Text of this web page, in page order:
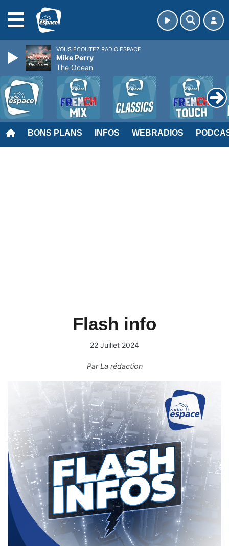
BONS PLANS INFOS WEBRADIOS
Flash info
22 Juillet 2024
ParLa rédaction
VOUS ÉCOUTEZ RADIO ESPACE
Mike Perry
The Ocean